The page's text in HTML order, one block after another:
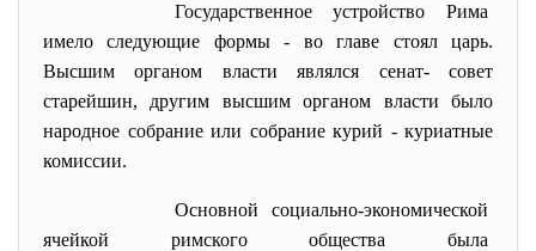
Государственное устройство Рима
имело следующие формы - во главе стоял царь.
Высшим органом власти являлся сенат- совет
старейшин, другим высшим органом власти было
народное собрание или собрание курий - куриатные
комиссии.
Основной социально-экономической
ячейкой римского общества была